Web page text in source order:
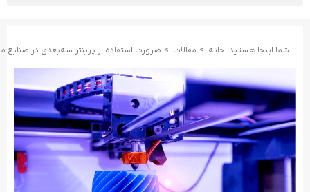
شما اینجا هستید: خانه -> مقالات -> ضرورت استفاده از پرینتر سه‌بعدی در صنایع